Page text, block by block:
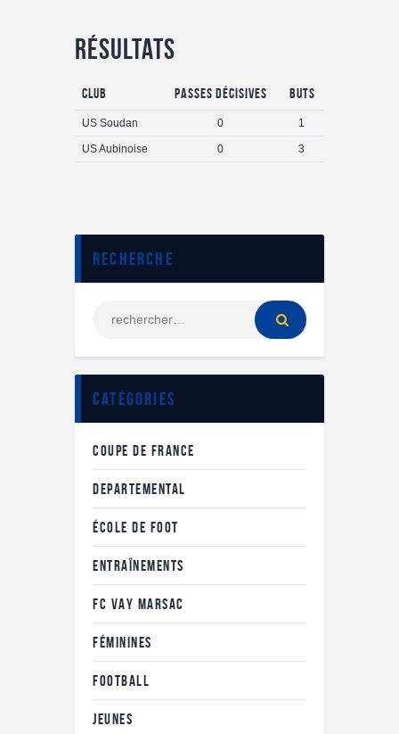
Résultats
Club Passes Décisives Buts
US Soudan 0 1
US Aubinoise 0 3
Recherche
Catégories
COUPE DE FRANCE
DEPARTEMENTAL
ÉCOLE DE FOOT
ENTRAÎNEMENTS
FC VAY MARSAC
FÉMININES
FOOTBALL
JEUNES